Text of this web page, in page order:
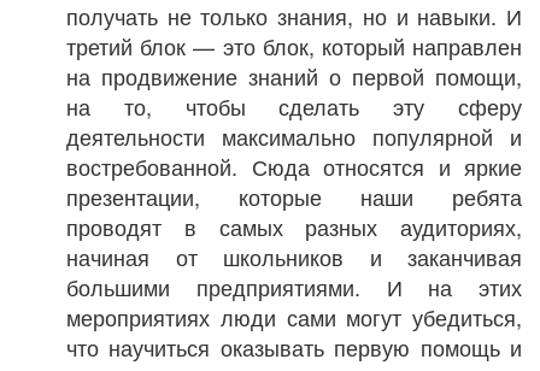
получать не только знания, но и навыки. И
третий блок — это блок, который направлен
на продвижение знаний о первой помощи,
на то, чтобы сделать эту сферу
деятельности максимально популярной и
востребованной. Сюда относятся и яркие
презентации, которые наши ребята
проводят в самых разных аудиториях,
начиная от школьников и заканчивая
большими предприятиями. И на этих
мероприятиях люди сами могут убедиться,
что научиться оказывать первую помощь и